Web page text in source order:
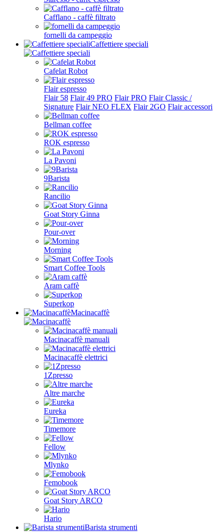
Cafflano - caffè filtrato
fornelli da campeggio
Caffettiere speciali
Cafelat Robot
Flair espresso
Flair 58 Flair 49 PRO Flair PRO Flair Classic /
Signature Flair NEO FLEX Flair 2GO Flair accessori
Bellman coffee
ROK espresso
La Pavoni
9Barista
Rancilio
Goat Story Ginna
Pour-over
Morning
Smart Coffee Tools
Aram caffè
Superkop
Macinacaffè
Macinacaffè manuali
Macinacaffè elettrici
1Zpresso
Altre marche
Eureka
Timemore
Fellow
Mlynko
Femobook
Goat Story ARCO
Hario
Barista strumenti